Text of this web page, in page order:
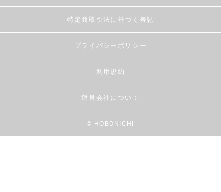
特定商取引法に基づく表記
プライバシーポリシー
利用規約
運営会社について
© HOBONICHI